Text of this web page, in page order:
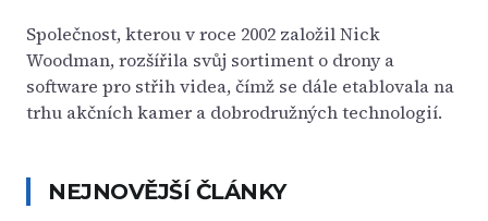
Společnost, kterou v roce 2002 založil Nick
Woodman, rozšířila svůj sortiment o drony a
software pro střih videa, čímž se dále etablovala na
trhu akčních kamer a dobrodružných technologií.
NEJNOVĚJŠÍ ČLÁNKY